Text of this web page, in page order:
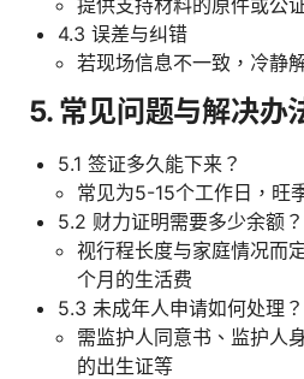
4.3 误差与纠错
若现场信息不一致，冷静
5. 常见问题与解决办
5.1 签证多久能下来？
常见为5-15个工作日，旺
5.2 财力证明需要多少余额？
视行程长度与家庭情况而
个月的生活费
5.3 未成年人申请如何处理？
需监护人同意书、监护人
的出生证等